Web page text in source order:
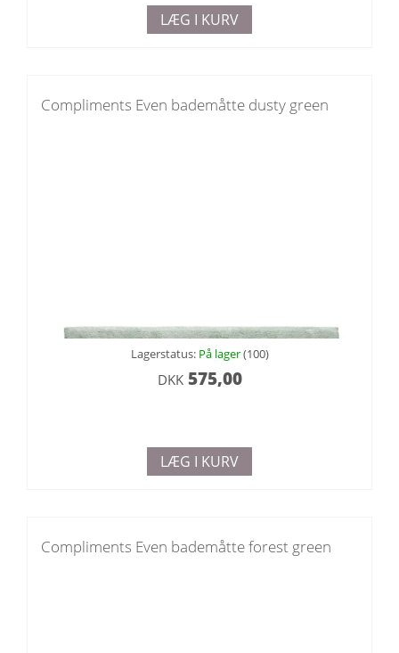
LÆG I KURV
Compliments Even bademåtte dusty green
Lagerstatus: På lager(100)
DKK575,00
LÆG I KURV
Compliments Even bademåtte forest green